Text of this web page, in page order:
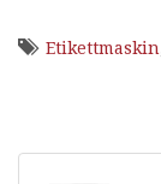
Etikettmaskin